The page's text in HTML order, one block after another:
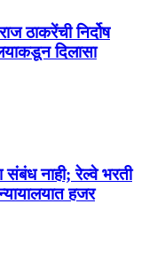
ठाकरेंची निर्दोष
दिलासा
संबंध नाही; रेल्वे भरती
हजर